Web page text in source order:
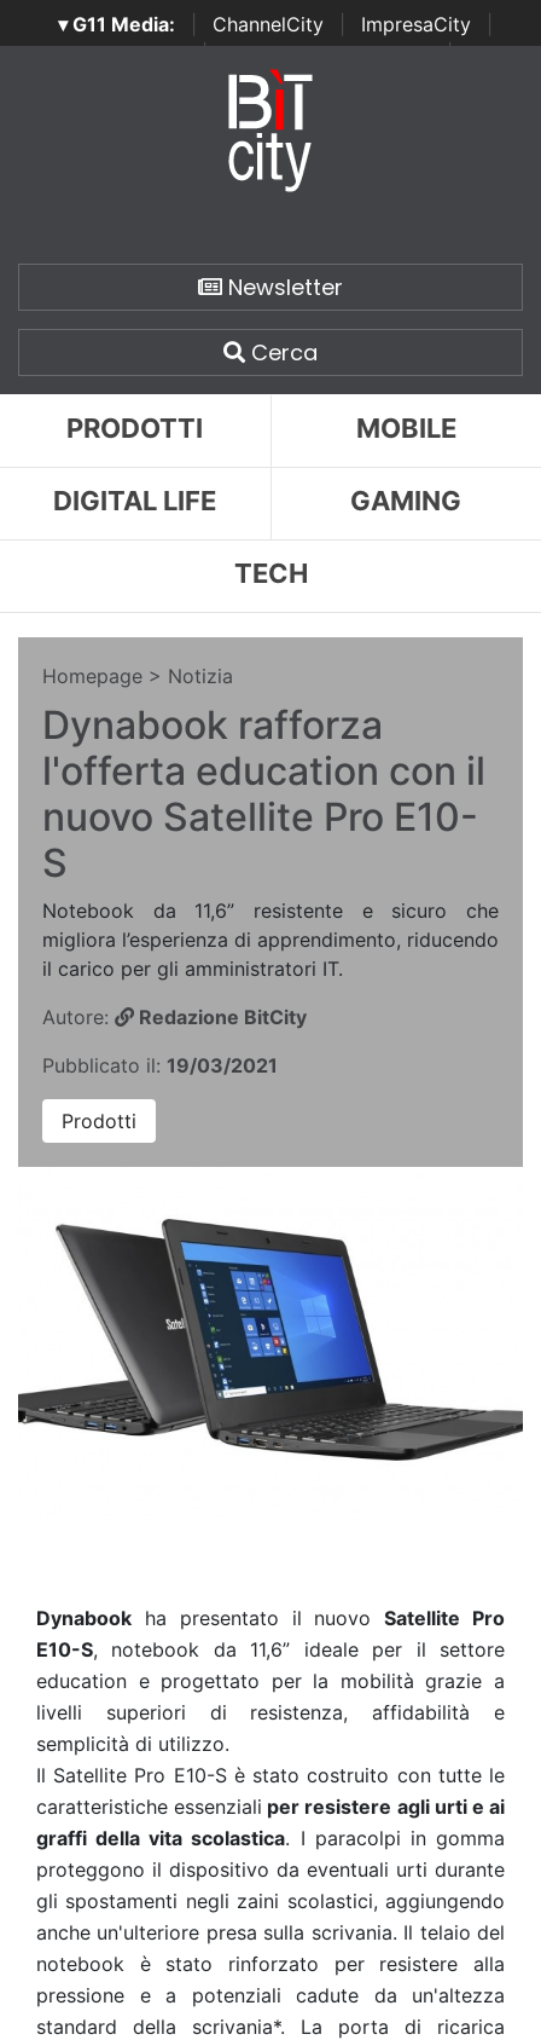
▾ G11 Media: ChannelCity ImpresaCity
SecurityOpenLab | Italian Channel Awards | Italian
Italian Security Awards
Newsletter
Cerca
PRODOTTI MOBILE
DIGITAL LIFE GAMING
TECH
Homepage > Notizia
Dynabook rafforza
l'offerta education con il
nuovo Satellite Pro E10-
S
Notebook da 11,6” resistente e sicuro che
migliora l’esperienza di apprendimento, riducendo
il carico per gli amministratori IT.
Autore:
Redazione BitCity
Pubblicato il: 19/03/2021
Prodotti
Dynabook ha presentato il nuovoSatellite Pro
E10-S, notebook da 11,6” ideale per il settore
education e progettato per la mobilità grazie a
livelli superiori di resistenza, affidabilità e
semplicità di utilizzo.
Il Satellite Pro E10-S è stato costruito con tutte le
caratteristiche essenziali per resistere agli urti e ai
graffi della vita scolastica. I paracolpi in gomma
proteggono il dispositivo da eventuali urti durante
gli spostamenti negli zaini scolastici, aggiungendo
anche un'ulteriore presa sulla scrivania. Il telaio del
notebook è stato rinforzato per resistere alla
pressione e a potenziali cadute da un'altezza
standard della scrivania*. La porta di ricarica